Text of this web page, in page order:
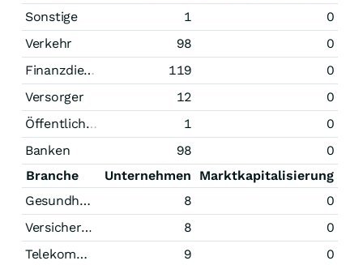
Sonstige
1
0
Verkehr
98
0
Finanzdienstleistungen
119
0
Versorger
12
0
Öffentliche Hand
1
0
Banken
98
0
Branche
Unternehmen
Marktkapitalisierung
Gesundheitswesen
8
0
Versicherungen
8
0
Telekommunikation
9
0